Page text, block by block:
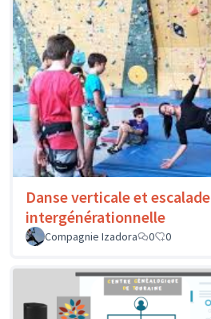
Danse verticale et escalade
intergénérationnelle
Compagnie Izadora
0 0